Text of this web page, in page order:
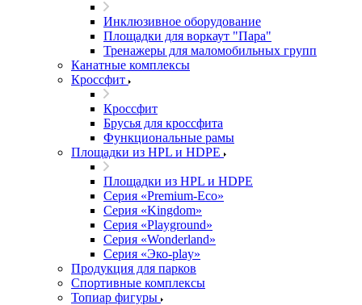
Инклюзивное оборудование
Площадки для воркаут "Пара"
Тренажеры для маломобильных групп
Канатные комплексы
Кроссфит
Кроссфит
Брусья для кроссфита
Функциональные рамы
Площадки из HPL и HDPE
Площадки из HPL и HDPE
Серия «Premium-Eco»
Серия «Kingdom»
Серия «Playground»
Серия «Wonderland»
Серия «Эко-play»
Продукция для парков
Спортивные комплексы
Топиар фигуры